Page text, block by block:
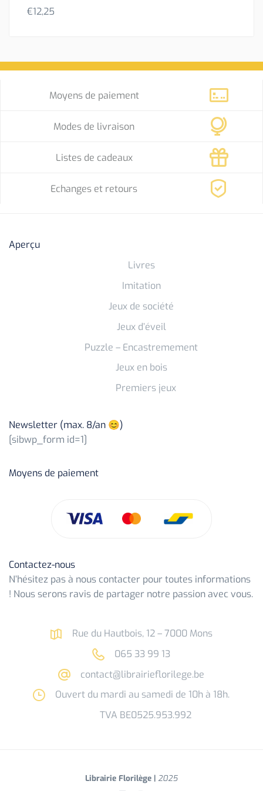
€12,25
Moyens de paiement
Modes de livraison
Listes de cadeaux
Echanges et retours
Aperçu
Livres
Imitation
Jeux de société
Jeux d’éveil
Puzzle – Encastremement
Jeux en bois
Premiers jeux
Newsletter (max. 8/an 😊)
[sibwp_form id=1]
Moyens de paiement
Contactez-nous
N’hésitez pas à nous contacter pour toutes informations
! Nous serons ravis de partager notre passion avec vous.
Rue du Hautbois, 12 – 7000 Mons
065 33 99 13
contact@librairieflorilege.be
Ouvert du mardi au samedi de 10h à 18h.
TVA BE0525.953.992
Librairie Florilège | 2025